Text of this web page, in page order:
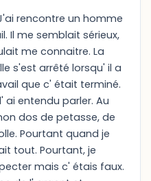
rencontre un homme
Il me semblait sérieux,
me connaitre. La
s'est arrêté lorsqu' il a
que c' était terminé.
ai entendu parler. Au
dos de petasse, de
Pourtant quand je
tout. Pourtant, je
mais c' étais faux.